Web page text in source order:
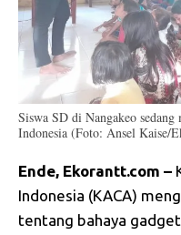
Siswa SD di Nangakeo
Indonesia (Foto: Ansel Kaise/
Ende, Ekorantt.com –
Indonesia (KACA)
tentang bahaya